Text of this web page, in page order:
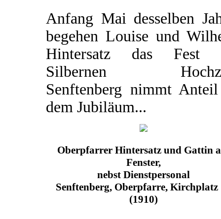
Anfang Mai desselben
begehen Louise und
Hintersatz das Fest
Silbernen
Senftenberg nimmt
dem Jubiläum...
Oberpfarrer Hintersatz und Gattin
Fenster,
nebst Dienstpersonal
Senftenberg, Oberpfarre, Kirchplatz
(1910)